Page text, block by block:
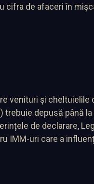
de afaceri în
venituri și cheltuielile
depusă până
de declarare,
IMM-uri care a